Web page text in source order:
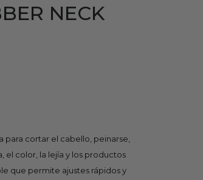
NECK
para cortar el cabello, peinarse,
el color, la lejía y los productos
que permite ajustes rápidos y